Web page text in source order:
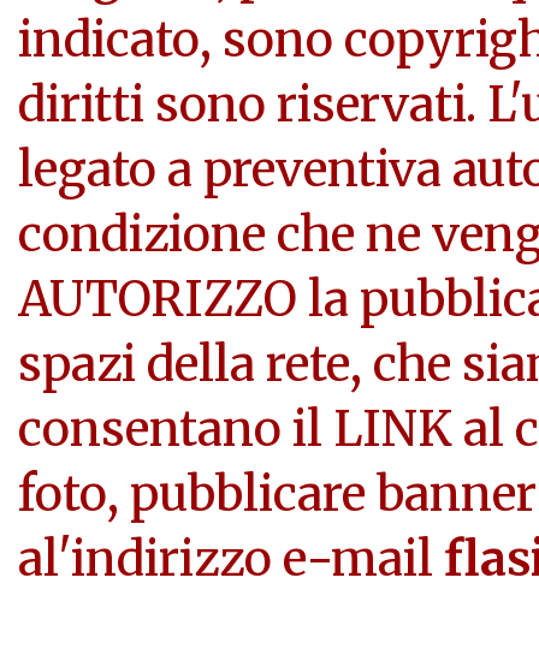
indicato, sono
diritti sono riservati.
legato a preventiva
condizione che ne
AUTORIZZO la
spazi della rete, che
consentano il LINK al
foto, pubblicare
al'indirizzo e-mail